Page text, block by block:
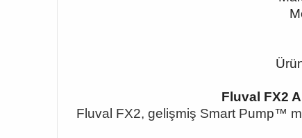
Fluval FX2
Fluval FX2, gelişmiş Smart Pump™